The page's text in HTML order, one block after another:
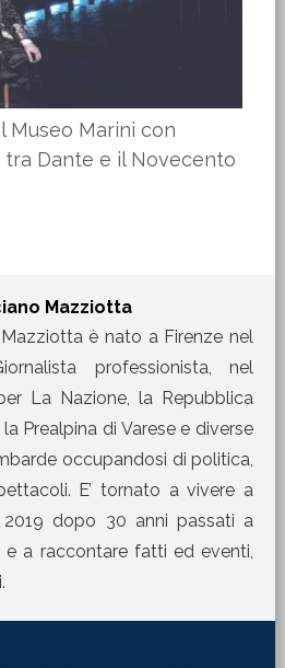
Museo Marini con
Dante e il Novecento
Mazziotta
è nato a Firenze nel
professionista, nel
La Nazione, la Repubblica
Prealpina di Varese e diverse
occupandosi di politica,
E’ tornato a vivere a
dopo 30 anni passati a
e a raccontare fatti ed eventi,